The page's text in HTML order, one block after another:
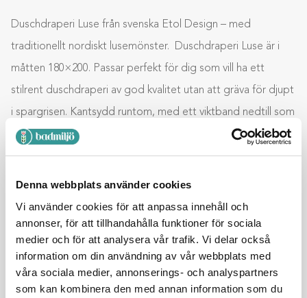
Denna webbplats använder cookies
Vi använder cookies för att anpassa innehåll och
annonser, för att tillhandahålla funktioner för sociala
medier och för att analysera vår trafik. Vi delar också
information om din användning av vår webbplats med
våra sociala medier, annonserings- och analyspartners
som kan kombinera den med annan information som du
Duschdraperi Luse från svenska Etol Design – med
traditionellt nordiskt lusemönster. Duschdraperi Luse är i
måtten 180×200. Passar perfekt för dig som vill ha ett
stilrent duschdraperi av god kvalitet utan att gräva för djupt
i spargrisen. Kantsydd runtom, med ett viktband nedtill som
ger draperiet ett snyggt fall. Duschdraperiet är i lyxig, mjuk
och följsam 100% polyester som är vattenavvisande och
antimögelbehandlat enligt Reach-förordningen vilket är en
garanti för att inga giftiga eller farliga ämnen har använts.
Lägg till i varukorg